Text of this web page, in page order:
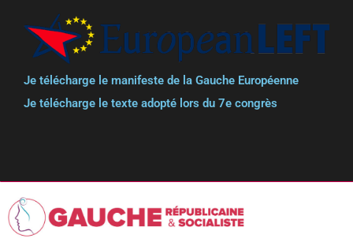
Je télécharge le manifeste de la Gauche Européenne
Je télécharge le texte adopté lors du 7e congrès